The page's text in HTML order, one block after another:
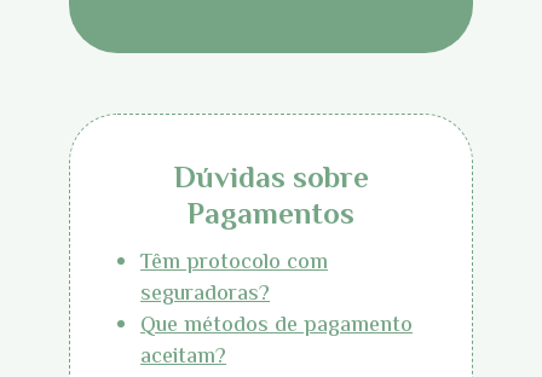
Dúvidas sobre
Pagamentos
Têm protocolo com
seguradoras?
Que métodos de pagamento
aceitam?